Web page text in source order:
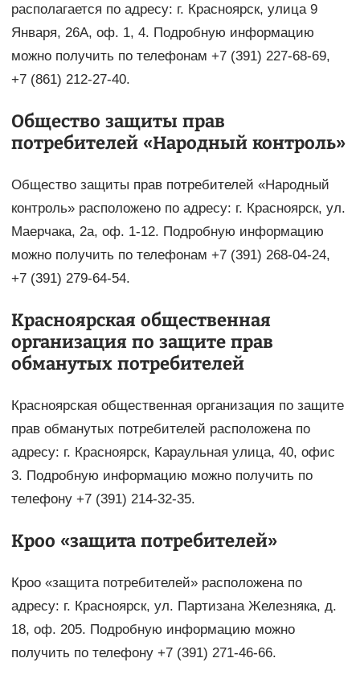
располагается по адресу: г. Красноярск, улица 9
Января, 26А, оф. 1, 4. Подробную информацию
можно получить по телефонам +7 (391) 227-68-69,
+7 (861) 212-27-40.
Общество защиты прав
потребителей «Народный контроль»
Общество защиты прав потребителей «Народный
контроль» расположено по адресу: г. Красноярск, ул.
Маерчака, 2а, оф. 1-12. Подробную информацию
можно получить по телефонам +7 (391) 268-04-24,
+7 (391) 279-64-54.
Красноярская общественная
организация по защите прав
обманутых потребителей
Красноярская общественная организация по защите
прав обманутых потребителей расположена по
адресу: г. Красноярск, Караульная улица, 40, офис
3. Подробную информацию можно получить по
телефону +7 (391) 214-32-35.
Кроо «защита потребителей»
Кроо «защита потребителей» расположена по
адресу: г. Красноярск, ул. Партизана Железняка, д.
18, оф. 205. Подробную информацию можно
получить по телефону +7 (391) 271-46-66.